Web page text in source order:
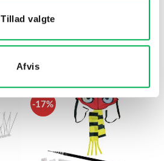
Tillad valgte
Afvis
Køb nu
-17%